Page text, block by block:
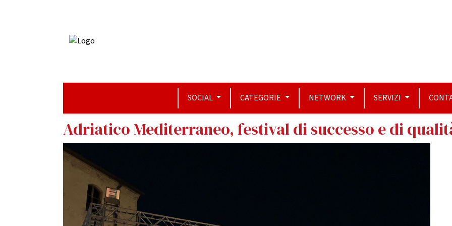
SOCIAL CATEGORIE NETWORK SERVIZI
Adriatico Mediterraneo, festival di successo e di